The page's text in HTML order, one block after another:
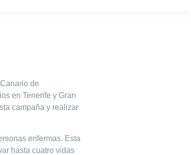
de
en Tenerife y Gran
campaña y realizar
enfermas. Esta
hasta cuatro vidas